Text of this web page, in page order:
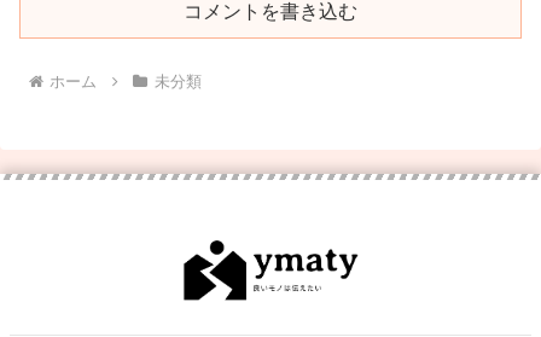
コメントを書き込む
ホーム 未分類